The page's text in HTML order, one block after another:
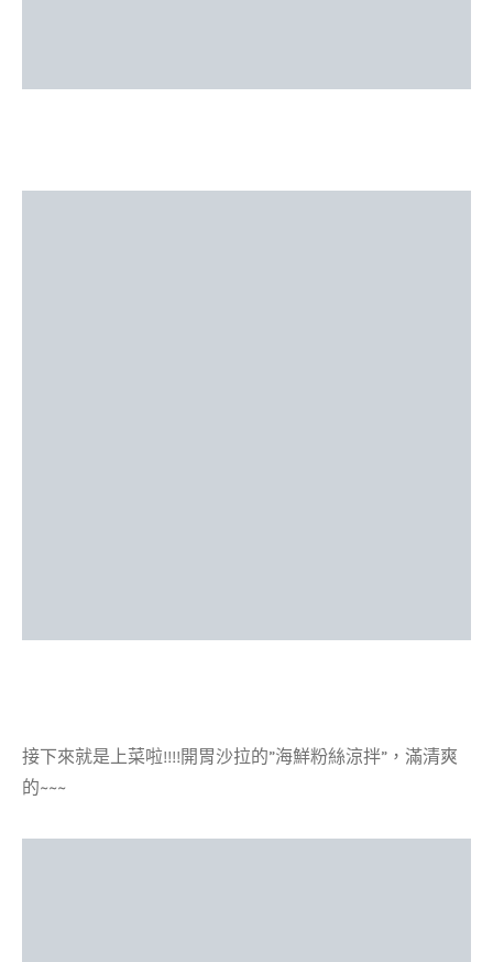
接下來就是上菜啦!!!!開胃沙拉的”海鮮粉絲涼拌”，滿清爽
的~~~